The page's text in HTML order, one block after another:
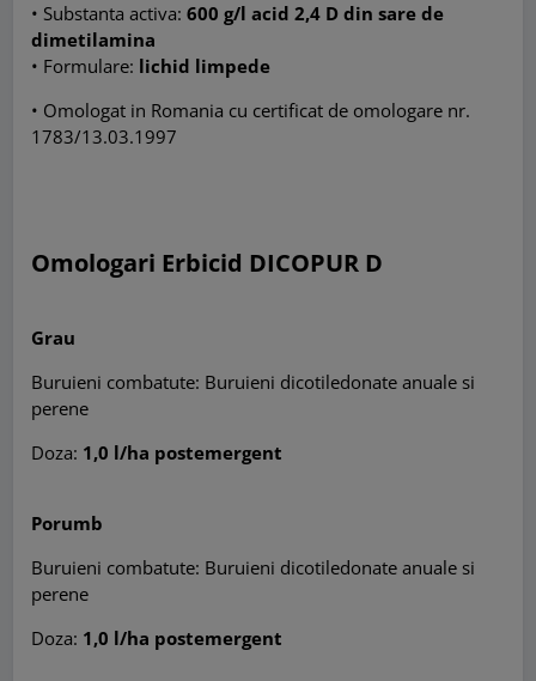
• Substanta activa:600 g/l acid 2,4 D din sare de
dimetilamina
• Formulare: lichid limpede
• Omologat in Romania cu certificat de omologare nr.
1783/13.03.1997
Omologari Erbicid DICOPUR D
Grau
Buruieni combatute: Buruieni dicotiledonate anuale si
perene
Doza: 1,0 l/ha postemergent
Porumb
Buruieni combatute: Buruieni dicotiledonate anuale si
perene
Doza: 1,0 l/ha postemergent